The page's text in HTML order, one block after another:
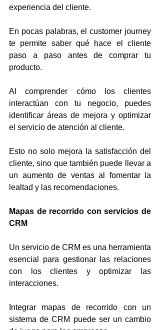
experiencia del cliente.
En pocas palabras, el customer journey
te permite saber qué hace el cliente
paso a paso antes de comprar tu
producto.
Al comprender cómo los clientes
interactúan con tu negocio, puedes
identificar áreas de mejora y optimizar
el servicio de atención al cliente.
Esto no solo mejora la satisfacción del
cliente, sino que también puede llevar a
un aumento de ventas al fomentar la
lealtad y las recomendaciones.
Mapas de recorrido con servicios de
CRM
Un servicio de CRM es una herramienta
esencial para gestionar las relaciones
con los clientes y optimizar las
interacciones.
Integrar mapas de recorrido con un
sistema de CRM puede ser un cambio